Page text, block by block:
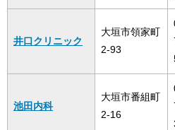
井口クリニック
大垣市領家町
2-93
池田内科
大垣市番組町
2-16